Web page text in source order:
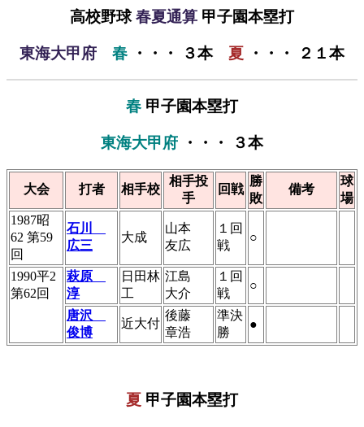
高校野球春夏通算 甲子園本塁打
東海大甲府 春 ・・・ ３本 夏 ・・・ ２１本
春 甲子園本塁打
東海大甲府 ・・・ ３本
大会 打者 相手校
相手投
手
回戦
勝
敗
備考
球
場
1987昭
62 第59
回
石川
広三
大成
山本
友広
１回
戦
○
1990平2
第62回
萩原
淳
日田林
工
江島
大介
１回
戦
○
唐沢
俊博
近大付
後藤
章浩
準決
勝
●
夏 甲子園本塁打